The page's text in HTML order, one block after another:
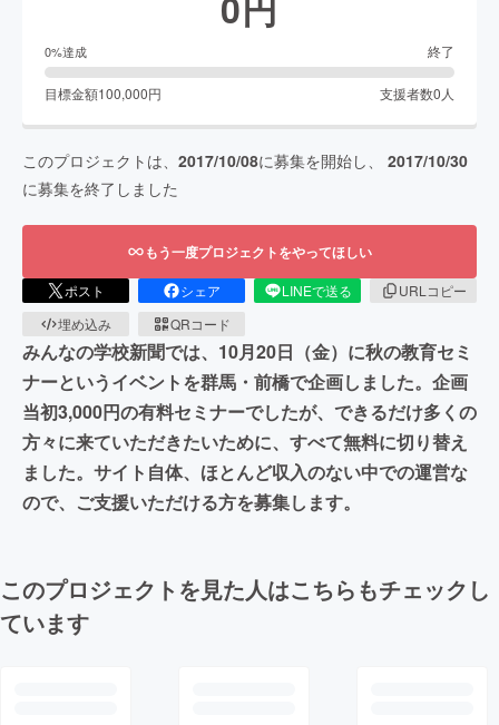
0%達成 終了
目標金額100,000円 支援者数0 人
このプロジェクトは、 2017/10/08に募集を開始し、 2017/10/30
に募集を終了しました
もう一度プロジェクトをやってほしい
ポスト シェア LINEで送る
URLコピー
埋め込み
QRコード
みんなの学校新聞では、10月20日（金）に秋の教育セミ
ナーというイベントを群馬・前橋で企画しました。企画
当初3,000円の有料セミナーでしたが、できるだけ多くの
方々に来ていただきたいために、すべて無料に切り替え
ました。サイト自体、ほとんど収入のない中での運営な
ので、ご支援いただける方を募集します。
このプロジェクトを見た人はこちらもチェックし
ています